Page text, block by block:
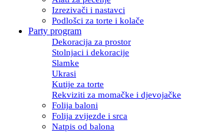
Izrezivači i nastavci
Podlošci za torte i kolače
Party program
Dekoracija za prostor
Stolnjaci i dekoracije
Slamke
Ukrasi
Kutije za torte
Rekviziti za momačke i djevojačke
Folija baloni
Folija zvijezde i srca
Natpis od balona